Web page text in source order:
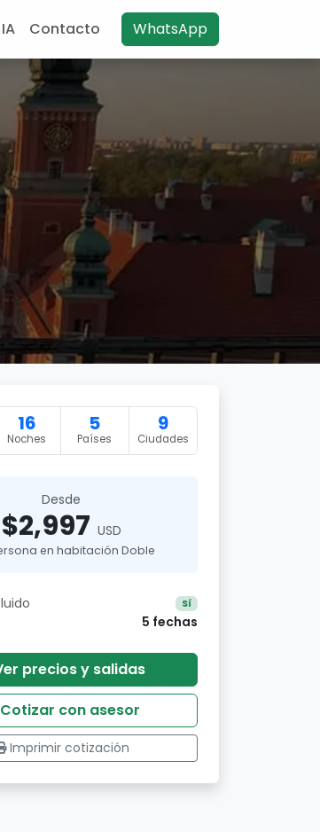
Contacto WhatsApp
16
Noches
5
Países
9
Ciudades
Desde
$2,997 USD
en habitación Doble
Sí
5 fechas
precios y salidas
Cotizar con asesor
Imprimir cotización